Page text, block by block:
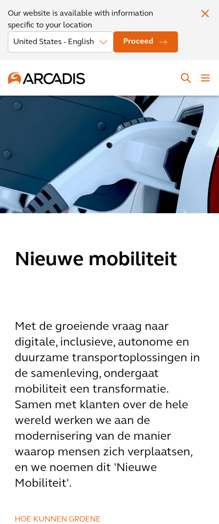
Our website is available with information
specific to your location
Proceed
Nieuwe mobiliteit
Met de groeiende vraag naar
digitale, inclusieve, autonome en
duurzame transportoplossingen in
de samenleving, ondergaat
mobiliteit een transformatie.
Samen met klanten over de hele
wereld werken we aan de
modernisering van de manier
waarop mensen zich verplaatsen,
en we noemen dit 'Nieuwe
Mobiliteit'.
HOE KUNNEN GROENE